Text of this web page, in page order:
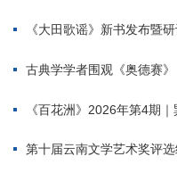
《大田歌谣》新书发布暨
古典学学者围观《奥德赛》：
《百花洲》2026年第4期
第十届云南文学艺术奖评